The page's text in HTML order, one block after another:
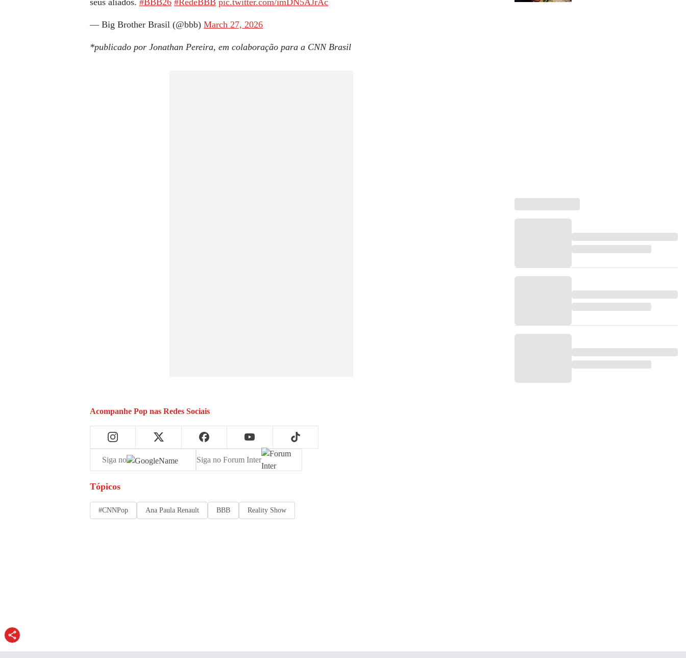
— Big Brother Brasil (@bbb) March 27, 2026
*publicado por Jonathan Pereira, em colaboração para a CNN Brasil
Acompanhe Pop nas Redes Sociais
Siga no Siga no Forum Inter
Tópicos
#CNNPop Ana Paula Renault BBB Reality Show